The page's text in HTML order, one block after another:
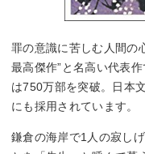
罪の意識に苦しむ人間の
最高傑作”と名高い代表
は750万部を突破。日本
にも採用されています。
鎌倉の海岸で1人の寂し